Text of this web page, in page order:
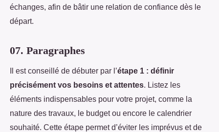
échanges, afin de bâtir une relation de confiance dès le
départ.
07. Paragraphes
Il est conseillé de débuter par l’étape 1 : définir
précisément vos besoins et attentes . Listez les
éléments indispensables pour votre projet, comme la
nature des travaux, le budget ou encore le calendrier
souhaité. Cette étape permet d’éviter les imprévus et de